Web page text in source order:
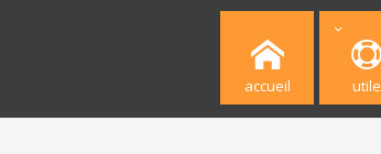
accueil utile